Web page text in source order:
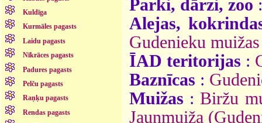
Kuldīga
Kurmāles pagasts
Laidu pagasts
Nīkrāces pagasts
Padures pagasts
Pelču pagasts
Raņķu pagasts
Rendas pagasts
Parki, dārzi, zoo
Alejas,
Gudenieku
ĪAD teritorijas :
Baznīcas :
Muižas :Biržu
Jaunmuiža